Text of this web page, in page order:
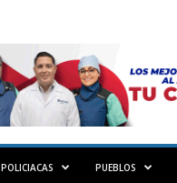
POLICIACAS PUEBLOS